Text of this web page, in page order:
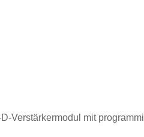
Verstärkermodul mit